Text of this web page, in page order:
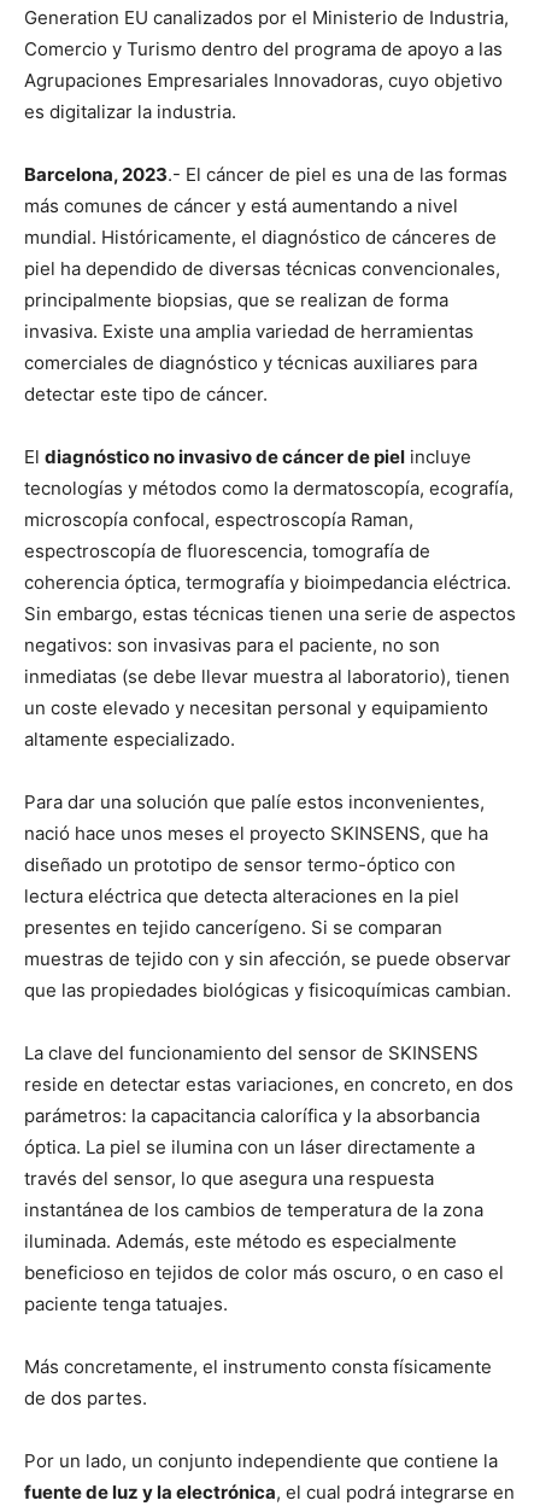
Generation EU canalizados por el Ministerio de Industria,
Comercio y Turismo dentro del programa de apoyo a las
Agrupaciones Empresariales Innovadoras, cuyo objetivo
es digitalizar la industria.
Barcelona, 2023.- El cáncer de piel es una de las formas
más comunes de cáncer y está aumentando a nivel
mundial. Históricamente, el diagnóstico de cánceres de
piel ha dependido de diversas técnicas convencionales,
principalmente biopsias, que se realizan de forma
invasiva. Existe una amplia variedad de herramientas
comerciales de diagnóstico y técnicas auxiliares para
detectar este tipo de cáncer.
El diagnóstico no invasivo de cáncer de piel incluye
tecnologías y métodos como la dermatoscopía, ecografía,
microscopía confocal, espectroscopía Raman,
espectroscopía de fluorescencia, tomografía de
coherencia óptica, termografía y bioimpedancia eléctrica.
Sin embargo, estas técnicas tienen una serie de aspectos
negativos: son invasivas para el paciente, no son
inmediatas (se debe llevar muestra al laboratorio), tienen
un coste elevado y necesitan personal y equipamiento
altamente especializado.
Para dar una solución que palíe estos inconvenientes,
nació hace unos meses el proyecto SKINSENS, que ha
diseñado un prototipo de sensor termo-óptico con
lectura eléctrica que detecta alteraciones en la piel
presentes en tejido cancerígeno. Si se comparan
muestras de tejido con y sin afección, se puede observar
que las propiedades biológicas y fisicoquímicas cambian.
La clave del funcionamiento del sensor de SKINSENS
reside en detectar estas variaciones, en concreto, en dos
parámetros: la capacitancia calorífica y la absorbancia
óptica. La piel se ilumina con un láser directamente a
través del sensor, lo que asegura una respuesta
instantánea de los cambios de temperatura de la zona
iluminada. Además, este método es especialmente
beneficioso en tejidos de color más oscuro, o en caso el
paciente tenga tatuajes.
Más concretamente, el instrumento consta físicamente
de dos partes.
Por un lado, un conjunto independiente que contiene la
fuente de luz y la electrónica, el cual podrá integrarse en